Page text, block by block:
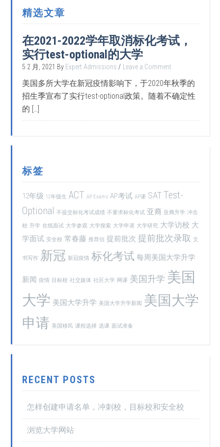
精选文章
在2021-2022学年取消标化考试，
实行test-optional的大学
5 2 月, 2021 By Expert Admissions Leave a Comment
美国多所大学在新冠疫情影响下，于2020年秋季的
招生季宣布了实行test-optional政策。随着不确定性
的 […]
标签
12年级 12年级生 ACT AP Exams AP考试 AP课 SAT Test-
Optional 不提交标化考试成绩 不要求标化考试 亚裔 亚裔升学 冲击
校 升学 在线面试 大学参观 大学搜索 大学申请 大学研究 大学访校 大
学面试 安全校 常春藤 推荐信 提前批次 提前批次录取 文
书写作 新冠 新冠疫情 标化考试 每周美国大学升学
新闻 疫情 目标校 社交媒体 社区大学 网课 美国升学 美国
大学 美国大学升学 美国大学升学新闻 美国大学
申请 美国移民 课程选择 选课 面试准备
RECENT POSTS
怎样创建申请名单，冲刺校，目标校和安全校
浏览大学网站